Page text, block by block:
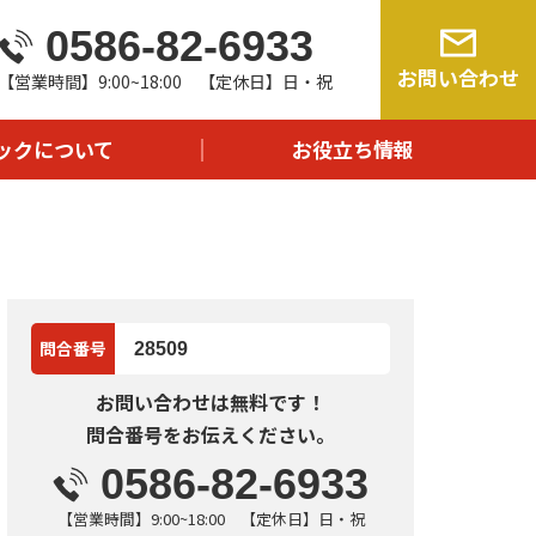
0586-82-6933
営業時間】9:00~18:00 【定休日】日・祝 お問い合わせ
クについて
れ
お役立ち情報
問合番号 28509
お問い合わせは無料です！
問合番号をお伝えください。
0586-82-6933
【営業時間】9:00~18:00 【定休日】日・祝